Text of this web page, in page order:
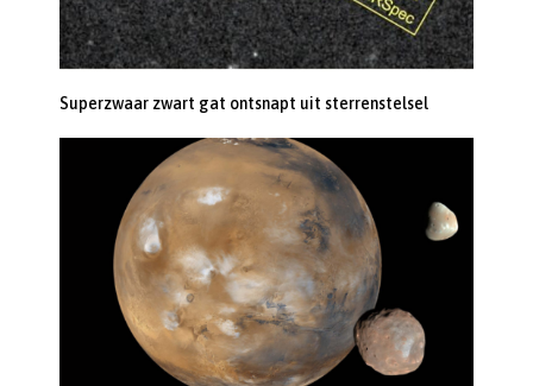
Superzwaar zwart gat ontsnapt uit sterrenstelsel